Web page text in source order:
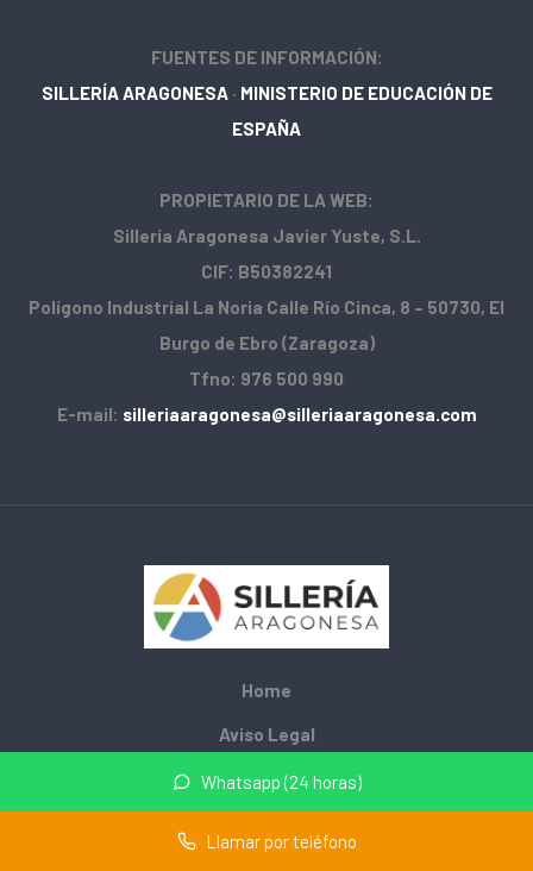
Whatsapp (24 horas)
Llamar por teléfono
FUENTES DE INFORMACIÓN:
SILLERÍA ARAGONESA· MINISTERIO DE EDUCACIÓN DE
ESPAÑA
PROPIETARIO DE LA WEB:
Sillería Aragonesa Javier Yuste, S.L.
CIF: B50382241
Polígono Industrial La Noria Calle Río Cinca, 8 – 50730, El
Burgo de Ebro (Zaragoza)
Tfno: 976 500 990
E-mail: silleriaaragonesa@silleriaaragonesa.com
Home
Aviso Legal
Privacidad